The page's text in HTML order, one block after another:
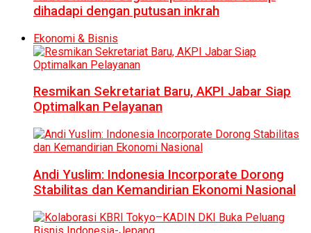
dihadapi dengan putusan inkrah
Ekonomi & Bisnis
Resmikan Sekretariat Baru, AKPI Jabar Siap
Optimalkan Pelayanan
Andi Yuslim: Indonesia Incorporate Dorong
Stabilitas dan Kemandirian Ekonomi Nasional